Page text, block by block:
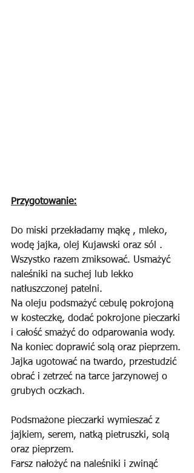
Przygotowanie:
Do miski przekładamy mąkę , mleko,
wodę jajka, olej Kujawski oraz sól .
Wszystko razem zmiksować. Usmażyć
naleśniki na suchej lub lekko
natłuszczonej patelni.
Na oleju podsmażyć cebulę pokrojoną
w kosteczkę, dodać pokrojone pieczarki
i całość smażyć do odparowania wody.
Na koniec doprawić solą oraz pieprzem.
Jajka ugotować na twardo, przestudzić
obrać i zetrzeć na tarce jarzynowej o
grubych oczkach.
Podsmażone pieczarki wymieszać z
jajkiem, serem, natką pietruszki, solą
oraz pieprzem.
Farsz nałożyć na naleśniki i zwinąć